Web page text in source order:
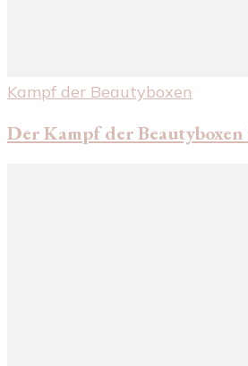
Kampf der Beautyboxen
Der Kampf der